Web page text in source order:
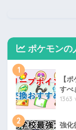
ポケモンの
1
【
すべ
1363
2
強化